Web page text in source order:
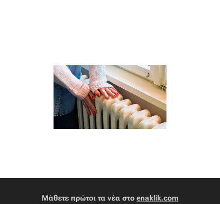
Μάθετε πρώτοι τα νέα στο enaklik.com